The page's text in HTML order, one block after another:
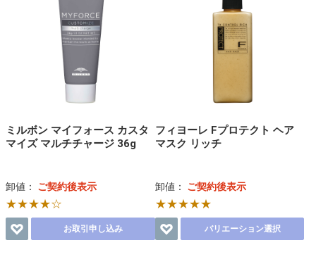
ミルボン マイフォース カスタ
マイズ マルチチャージ 36g
卸値： ご契約後表示
★★★★☆
お取引申し込み
フィヨーレ Fプロテクト ヘア
マスク リッチ
卸値： ご契約後表示
★★★★★
バリエーション選択